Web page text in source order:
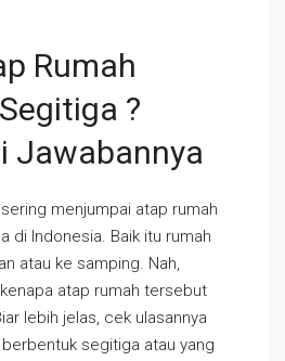
Rumah
?
Jawabannya
menjumpai atap rumah
di Indonesia. Baik itu rumah
atau ke samping. Nah,
atap rumah tersebut
lebih jelas, cek ulasannya
segitiga atau yang